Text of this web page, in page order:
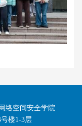
络空间安全学院
楼1-3层